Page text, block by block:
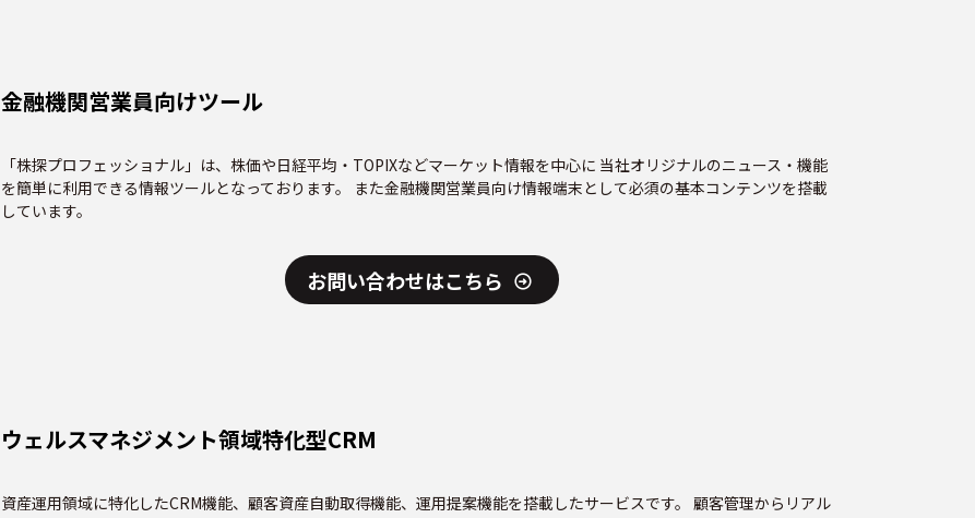
金融機関営業員向けツール
「株探プロフェッショナル」は、株価や日経平均・TOPIXなどマーケット情報を中心に 当社オリジナルのニュース・機能
を簡単に利用できる情報ツールとなっております。 また金融機関営業員向け情報端末として必須の基本コンテンツを搭載
しています。
お問い合わせはこちら
ウェルスマネジメント領域特化型CRM
資産運用領域に特化したCRM機能、顧客資産自動取得機能、運用提案機能を搭載したサービスです。 顧客管理からリアル